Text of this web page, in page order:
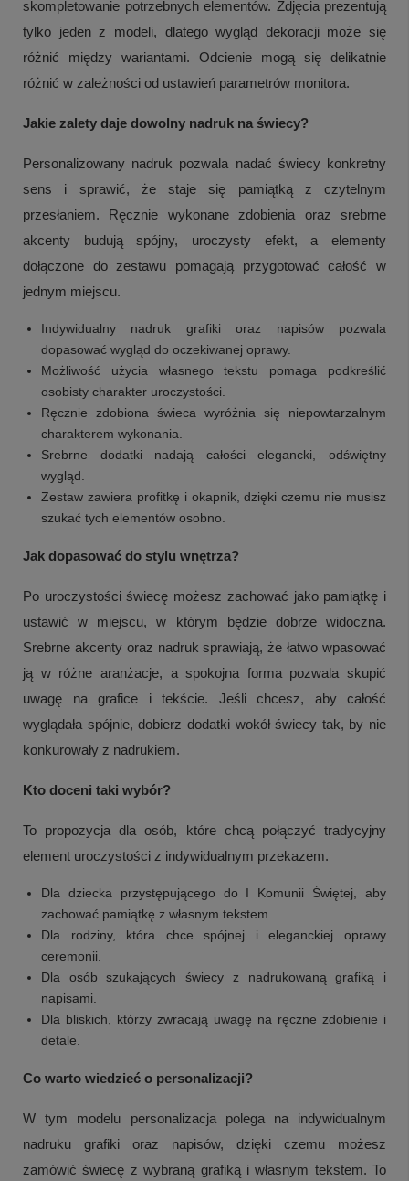
skompletowanie potrzebnych elementów. Zdjęcia prezentują
tylko jeden z modeli, dlatego wygląd dekoracji może się
różnić między wariantami. Odcienie mogą się delikatnie
różnić w zależności od ustawień parametrów monitora.
Jakie zalety daje dowolny nadruk na świecy?
Personalizowany nadruk pozwala nadać świecy konkretny
sens i sprawić, że staje się pamiątką z czytelnym
przesłaniem. Ręcznie wykonane zdobienia oraz srebrne
akcenty budują spójny, uroczysty efekt, a elementy
dołączone do zestawu pomagają przygotować całość w
jednym miejscu.
Indywidualny nadruk grafiki oraz napisów pozwala
dopasować wygląd do oczekiwanej oprawy.
Możliwość użycia własnego tekstu pomaga podkreślić
osobisty charakter uroczystości.
Ręcznie zdobiona świeca wyróżnia się niepowtarzalnym
charakterem wykonania.
Srebrne dodatki nadają całości elegancki, odświętny
wygląd.
Zestaw zawiera profitkę i okapnik, dzięki czemu nie musisz
szukać tych elementów osobno.
Jak dopasować do stylu wnętrza?
Po uroczystości świecę możesz zachować jako pamiątkę i
ustawić w miejscu, w którym będzie dobrze widoczna.
Srebrne akcenty oraz nadruk sprawiają, że łatwo wpasować
ją w różne aranżacje, a spokojna forma pozwala skupić
uwagę na grafice i tekście. Jeśli chcesz, aby całość
wyglądała spójnie, dobierz dodatki wokół świecy tak, by nie
konkurowały z nadrukiem.
Kto doceni taki wybór?
To propozycja dla osób, które chcą połączyć tradycyjny
element uroczystości z indywidualnym przekazem.
Dla dziecka przystępującego do I Komunii Świętej, aby
zachować pamiątkę z własnym tekstem.
Dla rodziny, która chce spójnej i eleganckiej oprawy
ceremonii.
Dla osób szukających świecy z nadrukowaną grafiką i
napisami.
Dla bliskich, którzy zwracają uwagę na ręczne zdobienie i
detale.
Co warto wiedzieć o personalizacji?
W tym modelu personalizacja polega na indywidualnym
nadruku grafiki oraz napisów, dzięki czemu możesz
zamówić świecę z wybraną grafiką i własnym tekstem. To